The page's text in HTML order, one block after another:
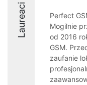
Laureaci
Perfect
Mogilnie
od 2016
GSM.
zaufanie